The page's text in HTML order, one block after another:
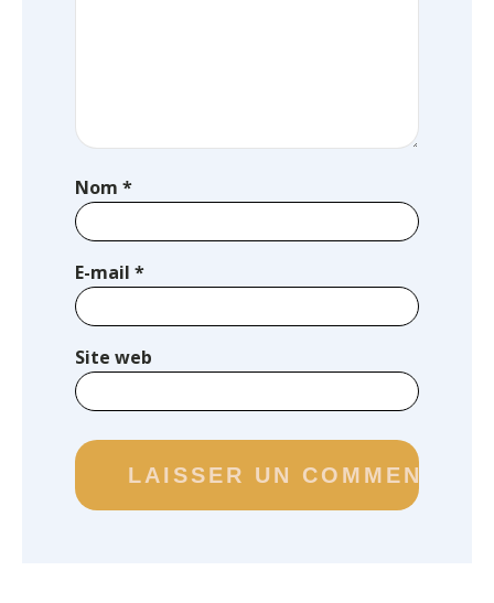
Nom *
E-mail *
Site web